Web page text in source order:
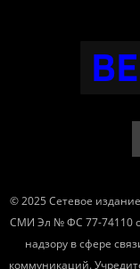
© 2025 Сетевое
СМИ Эл № ФС 77-74110
надзору в сфере
коммуникаций.